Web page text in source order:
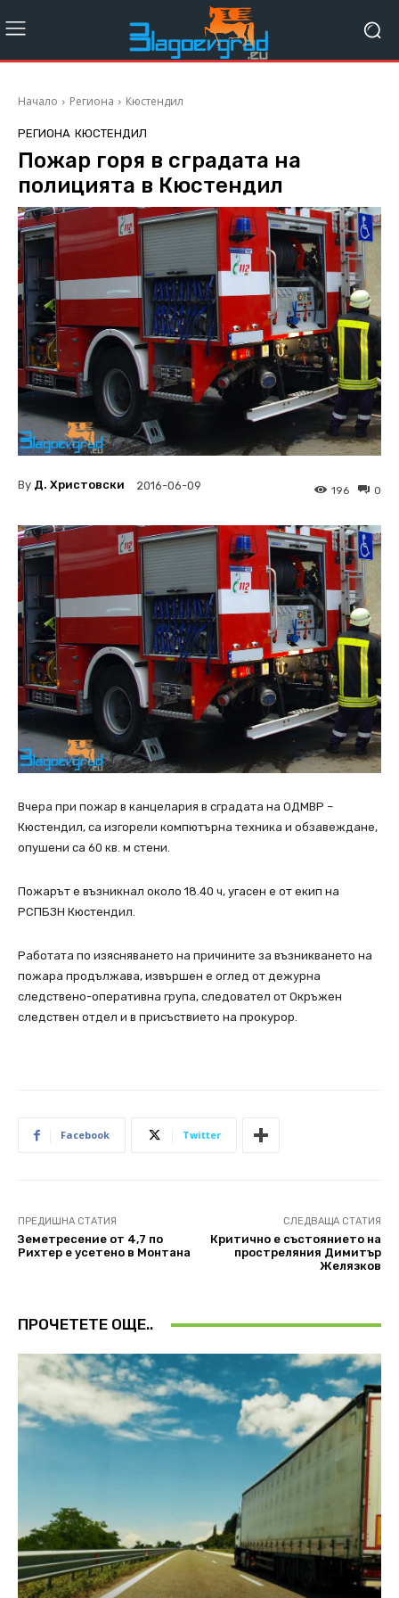
Начало Региона Кюстендил
РЕГИОНА КЮСТЕНДИЛ
Пожар горя в сградата на
полицията в Кюстендил
By Д. Христовски 2016-06-09 0
196
Вчера при пожар в канцелария в сградата на ОДМВР –
Кюстендил, са изгорели компютърна техника и обзавеждане,
опушени са 60 кв. м стени.
Пожарът е възникнал около 18.40 ч, угасен е от екип на
РСПБЗН Кюстендил.
Работата по изясняването на причините за възникването на
пожара продължава, извършен е оглед от дежурна
следствено-оперативна група, следовател от Окръжен
следствен отдел и в присъствието на прокурор.
Facebook Twitter
ПРЕДИШНА СТАТИЯ
Земетресение от 4,7 по
Рихтер е усетено в Монтана
СЛЕДВАЩА СТАТИЯ
Критично е състоянието на
простреляния Димитър
Желязков
ПРОЧЕТЕТЕ ОЩЕ..